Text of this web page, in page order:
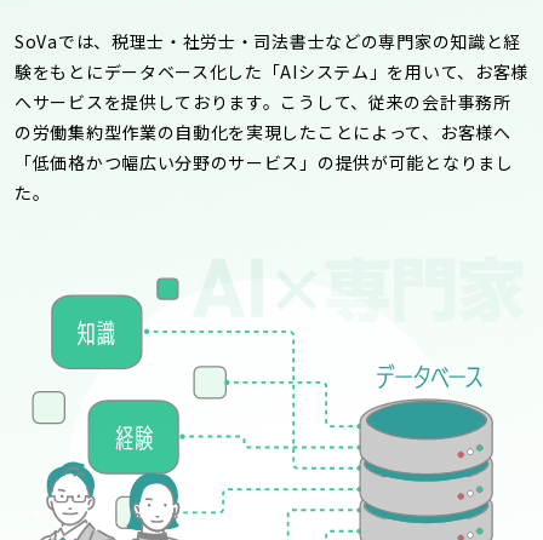
SoVaでは、税理士・社労士・司法書士などの専門家の知識と経
験をもとにデータベース化した「AIシステム」を用いて、お客様
へサービスを提供しております。こうして、従来の会計事務所
の労働集約型作業の自動化を実現したことによって、お客様へ
「低価格かつ幅広い分野のサービス」の提供が可能となりまし
た。